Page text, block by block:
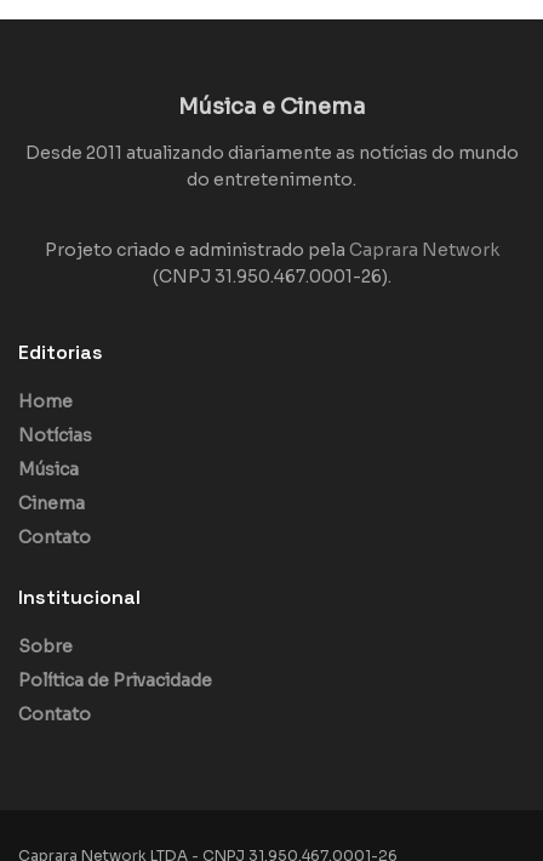
Música e Cinema
Desde 2011 atualizando diariamente as notícias do mundo
do entretenimento.
Projeto criado e administrado pela Caprara Network
(CNPJ 31.950.467.0001-26).
Editorias
Home
Notícias
Música
Cinema
Contato
Institucional
Sobre
Política de Privacidade
Contato
Caprara Network LTDA - CNPJ 31.950.467.0001-26